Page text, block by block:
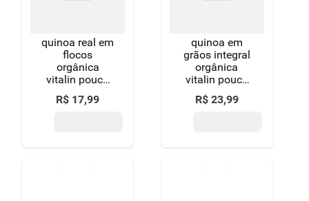
quinoa real em
flocos
orgânica
vitalin pouch
120g
R$ 17,99
quinoa em
grãos integral
orgânica
vitalin pouch
200g
R$ 23,99